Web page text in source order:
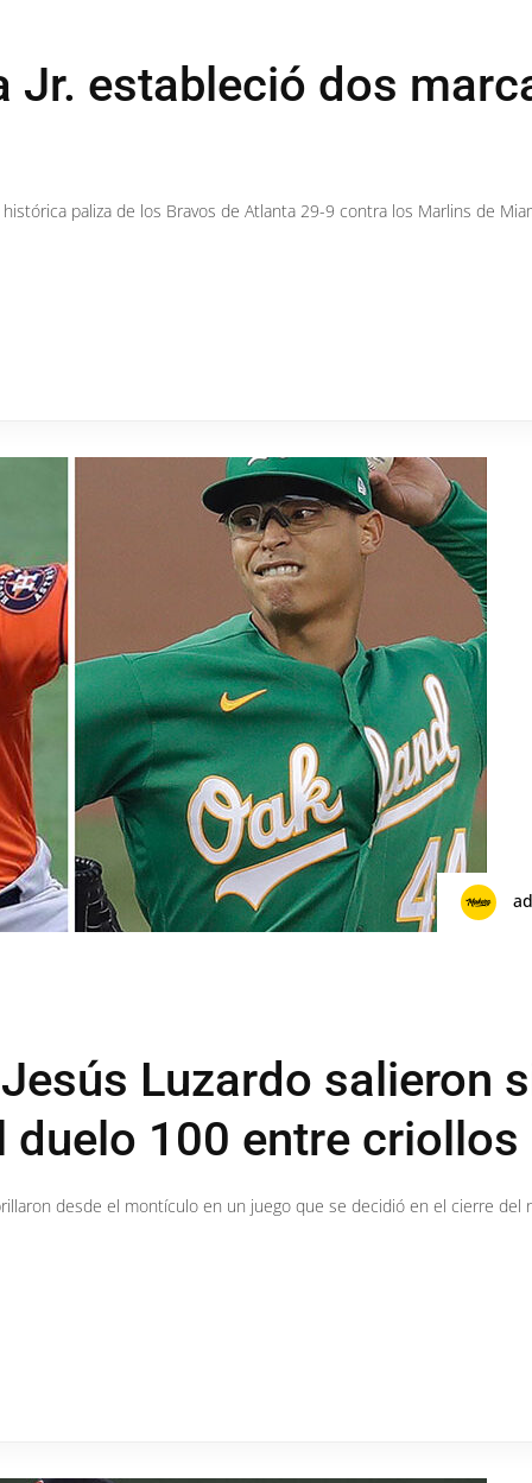
Jr. estableció dos
paliza de los Bravos de Atlanta 29-9 contra los Marlins de
Luzardo salieron
duelo 100 entre criollos
desde el montículo en un juego que se decidió en el cierre del